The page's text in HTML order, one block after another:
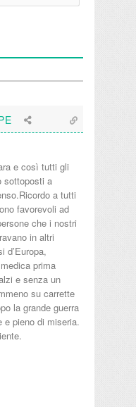
e così tutti gli
sottoposti a
a tutti
favorevoli ad
che i nostri
in altri
d’Europa,
prima
e senza un
su carrette
la grande guerra
pieno di miseria.